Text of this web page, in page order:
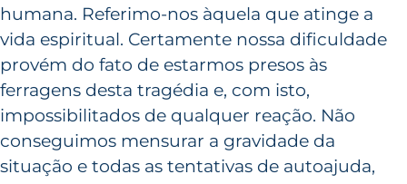
humana. Referimo-nos àquela que atinge a
vida espiritual. Certamente nossa dificuldade
provém do fato de estarmos presos às
ferragens desta tragédia e, com isto,
impossibilitados de qualquer reação. Não
conseguimos mensurar a gravidade da
situação e todas as tentativas de autoajuda,